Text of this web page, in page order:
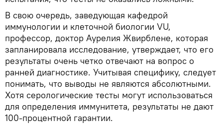
В свою очередь, заведующая кафедрой
иммунологии и клеточной биологии VU,
профессор, доктор Аурелия Жвирблене, которая
запланировала исследование, утверждает, что его
результаты очень четко отвечают на вопрос о
ранней диагностике. Учитывая специфику, следует
понимать, что выводы не являются абсолютными.
Хотя серологические тесты могут использоваться
для определения иммунитета, результаты не дают
100-процентной гарантии.